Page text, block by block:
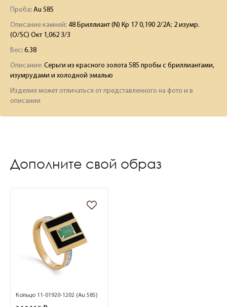
Проба: Au 585
Описание камней: 48 Бриллиант (N) Кр 17 0,190 2/2А; 2 изумр.
(O/SC) Окт 1,062 3/3
Вес: 6.38
Описание: Серьги из красного золота 585 пробы с бриллиантами,
изумрудами и холодной эмалью
Изделие может отличаться от представленного на фото и в
описании
Дополните свой образ
Кольцо 11-01920-1202 (Au 585)